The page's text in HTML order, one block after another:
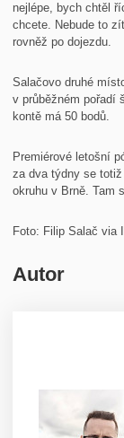
nejlépe, bych chtěl
chcete. Nebude to
rovněž po dojezdu.
Salačovo druhé
v průběžném pořadí
kontě má 50 bodů.
Premiérové letošní
za dva týdny se
okruhu v Brně. Tam
Foto: Filip Salač via
Autor